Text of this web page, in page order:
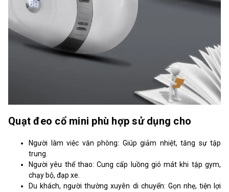
Quạt đeo cổ mini phù hợp sử dụng cho
Người làm việc văn phòng: Giúp giảm nhiệt, tăng sự tập
trung.
Người yêu thể thao: Cung cấp luồng gió mát khi tập gym,
chạy bộ, đạp xe.
Du khách, người thường xuyên di chuyển: Gọn nhẹ, tiện lợi